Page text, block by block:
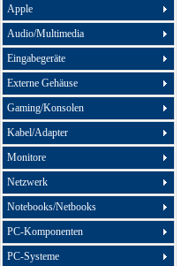
Apple
Audio/Multimedia
Eingabegeräte
Externe Gehäuse
Gaming/Konsolen
Kabel/Adapter
Monitore
Netzwerk
Notebooks/Netbooks
PC-Komponenten
PC-Systeme